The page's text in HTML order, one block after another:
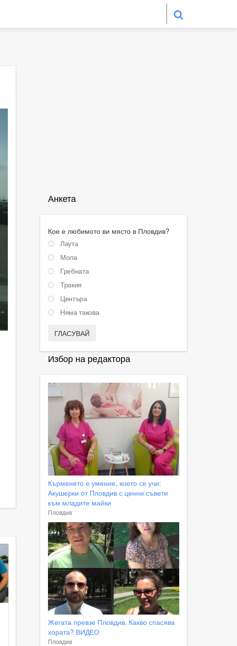
Анкета
Кое е любимото ви място в Пловдив?
Лаута
Мола
Гребната
Тракия
Центъра
Няма такова
ГЛАСУВАЙ
Избор на редактора
Кърменето е умение, което се учи:
Акушерки от Пловдив с ценни съвети
към младите майки
Пловдив
Жегата превзе Пловдив. Какво спасява
хората? ВИДЕО
Пловдив